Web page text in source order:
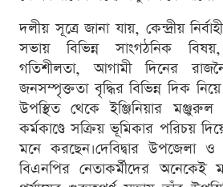
দলীয় সূত্রে জানা যায়, কেন্দ্রীয়
সভায় বিভিন্ন সাংগঠনিক
গতিশীলতা, আগামী দিনের
জনসম্পৃক্ততা বৃদ্ধির বিভিন্ন দিক
উপস্থিত থেকে ইঞ্জিনিয়ার
কর্মকাণ্ডে সক্রিয় ভূমিকার পরিচয়
মনে করছেন।দেবিদ্বার উপজেলা ও
বিএনপির নেতাকর্মীদের অনেকেই